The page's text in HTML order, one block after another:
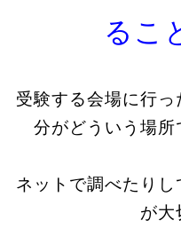
るこ
受験する会場に行
分がどういう場
ネットで調べたりし
が大